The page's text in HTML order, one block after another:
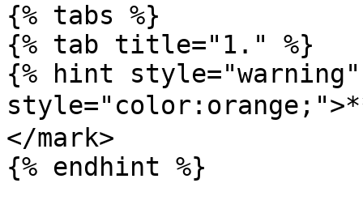
{% tabs %}
{% tab title="1." %}
{% hint style="warning"
style="color:orange;">**
</mark>
{% endhint %}